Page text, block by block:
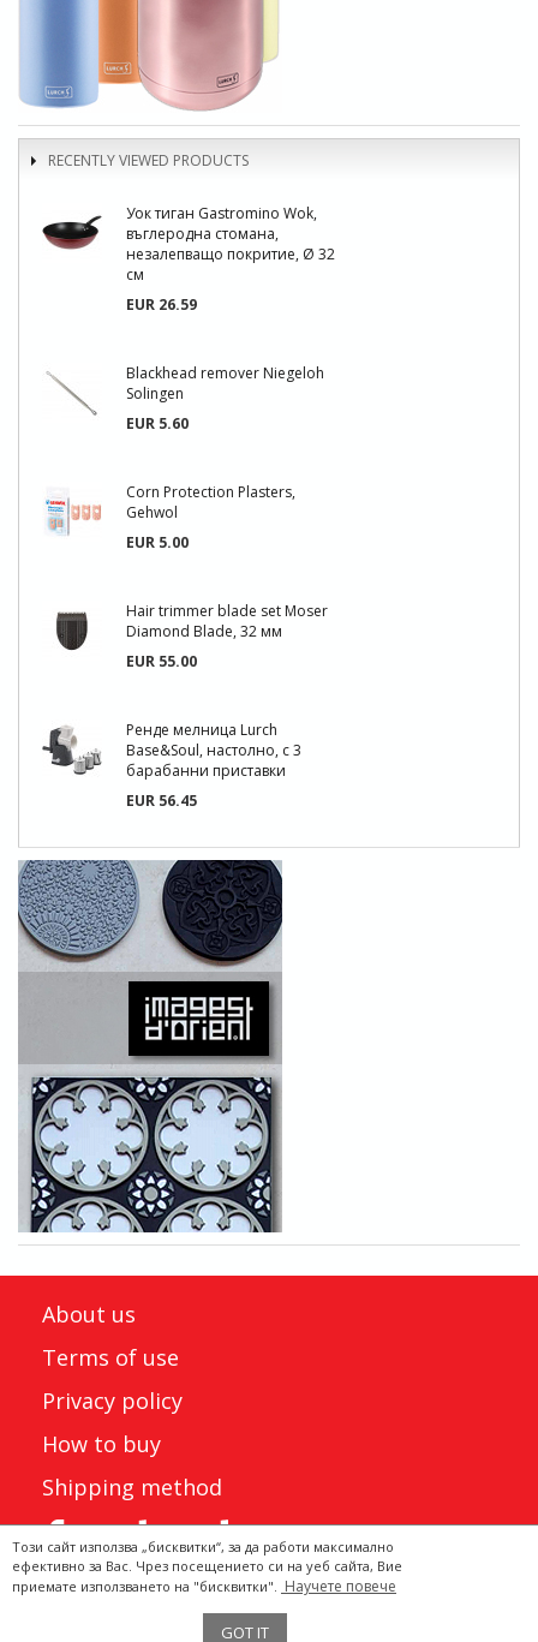
RECENTLY VIEWED PRODUCTS
Уок тиган Gastromino Wok,
въглеродна стомана,
незалепващо покритие, Ø 32
см
EUR 26.59
Blackhead remover Niegeloh
Solingen
EUR 5.60
Corn Protection Plasters,
Gehwol
EUR 5.00
Hair trimmer blade set Moser
Diamond Blade, 32 мм
EUR 55.00
Ренде мелница Lurch
Base&Soul, настолно, с 3
барабанни приставки
EUR 56.45
About us
Terms of use
Privacy policy
How to buy
Shipping method
Този сайт използва „бисквитки“, за да работи максимално
ефективно за Вас. Чрез посещението си на уеб сайта, Вие
приемате използването на "бисквитки".
Научете повече
GOT IT